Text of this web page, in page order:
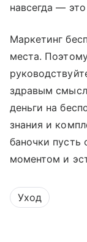
навсегда —
Маркетинг
места.
здравым
деньги на
знания и
баночки пусть
моментом и
Уход